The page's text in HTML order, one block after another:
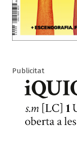
Publicitat